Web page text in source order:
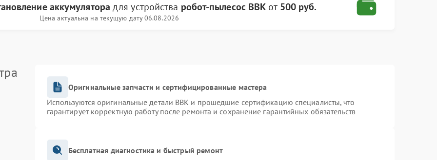
аккумулятора для устройства робот-пылесос BBK от 500 руб.
Цена актуальна на текущую дату 06.08.2026
Оригинальные запчасти и сертифицированные мастера
Используются оригинальные детали BBK и прошедшие сертификацию специалисты, что
гарантирует корректную работу после ремонта и сохранение гарантийных обязательств
Бесплатная диагностика и быстрый ремонт